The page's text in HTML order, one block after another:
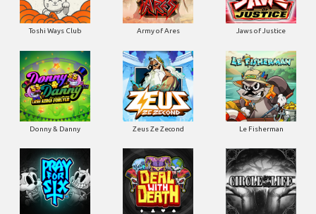
Toshi Ways Club Army of Ares Jaws of Justice
Donny & Danny Zeus Ze Zecond Le Fisherman